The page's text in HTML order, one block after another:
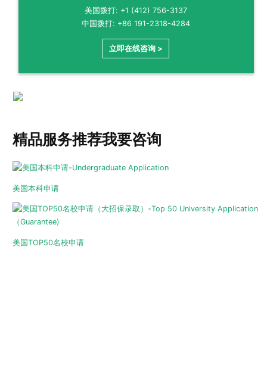
美国拨打: +1 (412) 756-3137
中国拨打: +86 191-2318-4284
立即在线咨询 >
精品服务推荐我要咨询
美国本科申请
美国TOP50名校申请